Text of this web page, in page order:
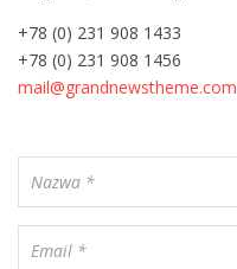
+78 (0) 231 908 1433
+78 (0) 231 908 1456
mail@grandnewstheme.com